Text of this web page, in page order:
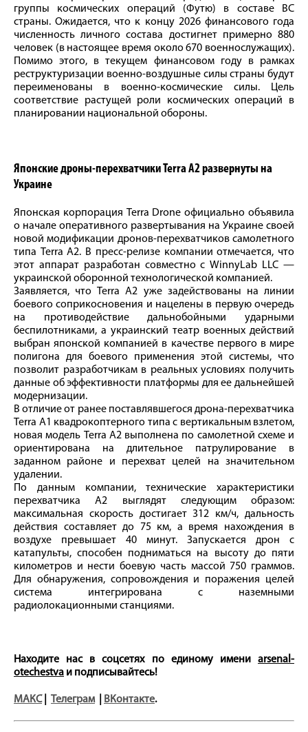
группы космических операций (Футю) в составе ВС
страны. Ожидается, что к концу 2026 финансового года
численность личного состава достигнет примерно 880
человек (в настоящее время около 670 военнослужащих).
Помимо этого, в текущем финансовом году в рамках
реструктуризации военно-воздушные силы страны будут
переименованы в военно-космические силы. Цель
соответствие растущей роли космических операций в
планировании национальной обороны.
Японские дроны-перехватчики Terra A2 развернуты на
Украине
Японская корпорация Terra Drone официально объявила
о начале оперативного развертывания на Украине своей
новой модификации дронов-перехватчиков самолетного
типа Terra A2. В пресс-релизе компании отмечается, что
этот аппарат разработан совместно с WinnyLab LLC —
украинской оборонной технологической компанией.
Заявляется, что Terra A2 уже задействованы на линии
боевого соприкосновения и нацелены в первую очередь
на противодействие дальнобойными ударными
беспилотниками, а украинский театр военных действий
выбран японской компанией в качестве первого в мире
полигона для боевого применения этой системы, что
позволит разработчикам в реальных условиях получить
данные об эффективности платформы для ее дальнейшей
модернизации.
В отличие от ранее поставлявшегося дрона-перехватчика
Terra A1 квадрокоптерного типа с вертикальным взлетом,
новая модель Terra A2 выполнена по самолетной схеме и
ориентирована на длительное патрулирование в
заданном районе и перехват целей на значительном
удалении.
По данным компании, технические характеристики
перехватчика A2 выглядят следующим образом:
максимальная скорость достигает 312 км/ч, дальность
действия составляет до 75 км, а время нахождения в
воздухе превышает 40 минут. Запускается дрон с
катапульты, способен подниматься на высоту до пяти
километров и нести боевую часть массой 750 граммов.
Для обнаружения, сопровождения и поражения целей
система интегрирована с наземными
радиолокационными станциями.
Находите нас в соцсетях по единому имени arsenal-
otechestva и подписывайтесь!
МАКС| Телеграм| ВКонтакте.